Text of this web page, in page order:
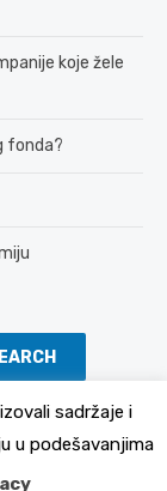
koje žele
fonda?
sadržaje i
u podešavanjima